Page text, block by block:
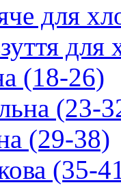
для
для
(18-26)
(23-
(29-38)
(35-